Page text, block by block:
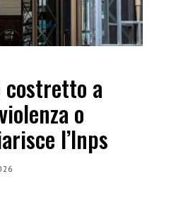
costretto a
o
l’Inps